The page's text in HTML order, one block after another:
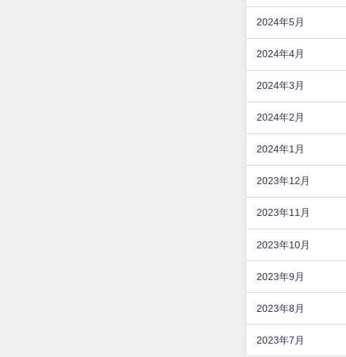
2024年5月
2024年4月
2024年3月
2024年2月
2024年1月
2023年12月
2023年11月
2023年10月
2023年9月
2023年8月
2023年7月